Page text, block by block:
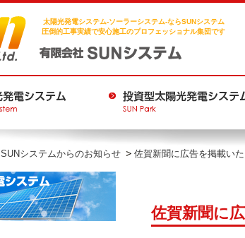
太陽光発電システム-ソーラーシステム-ならSUNシステム
圧倒的工事実績で安心施工のプロフェッショナル集団です
SUNシステムからのお知らせ 佐賀新聞に広告を掲載い
佐賀新聞に